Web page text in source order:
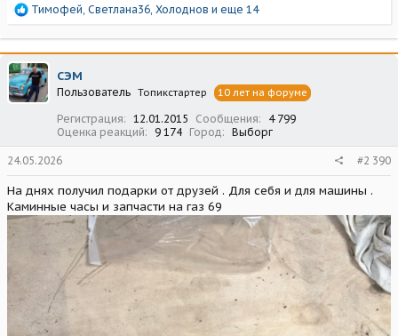
Р
а
к
ц
и
и
Тимофей Светлана36 Холоднов и еще 14
СЭМ
Пользователь Топикстартер 10 лет на форуме
Регистрация 12.01.2015 Сообщения
4 799
Оценка реакций
9 174 Город Выборг
24.05.2026 #2 390
На днях получил подарки от друзей . Для себя и для машины .
Каминные часы и запчасти на газ 69